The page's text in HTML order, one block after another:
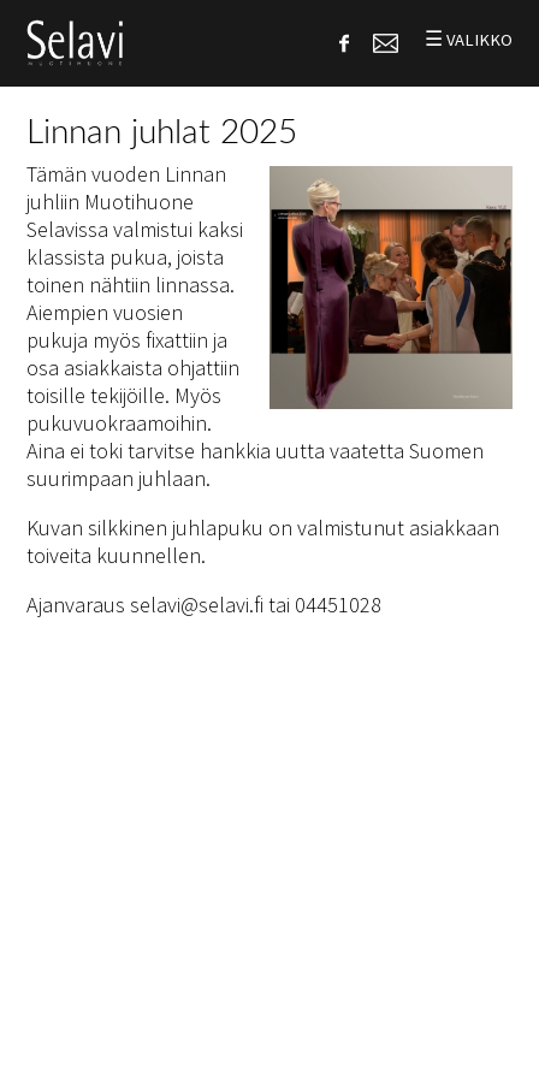
☰ VALIKKO
Linnan juhlat 2025
Tämän vuoden Linnan
juhliin Muotihuone
Selavissa valmistui kaksi
klassista pukua, joista
toinen nähtiin linnassa.
Aiempien vuosien
pukuja myös fixattiin ja
osa asiakkaista ohjattiin
toisille tekijöille. Myös
pukuvuokraamoihin.
Aina ei toki tarvitse hankkia uutta vaatetta Suomen
suurimpaan juhlaan.
Kuvan silkkinen juhlapuku on valmistunut asiakkaan
toiveita kuunnellen.
Ajanvaraus selavi@selavi.fi tai 04451028